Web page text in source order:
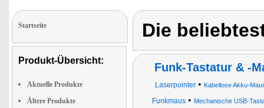
Startseite
Produkt-Übersicht:
Aktuelle Produkte
Ältere Produkte
Die
Funk-Tastatur & -
Laserpointer• Kabellose Akku-
Funkmaus• Mechanische USB-